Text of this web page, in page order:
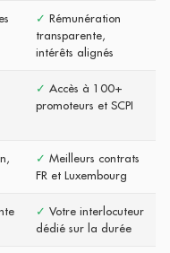
✓ Rémunération
transparente,
intérêts alignés
✓ Accès à 100+
promoteurs et SCPI
✓ Meilleurs contrats
FR et Luxembourg
✓ Votre interlocuteur
dédié sur la durée